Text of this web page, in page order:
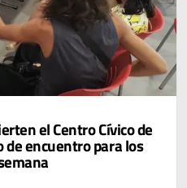
el Centro Cívico de
encuentro para los